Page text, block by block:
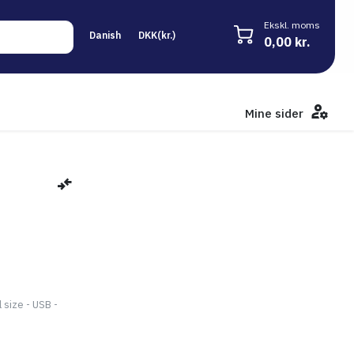
0,00 kr.
Ekskl. moms
Mine sider
- USB -